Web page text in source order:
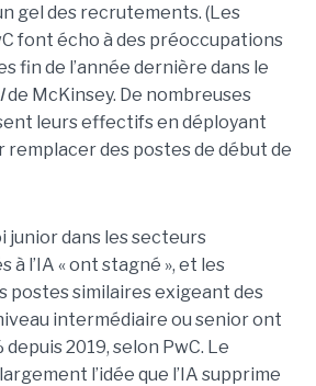
gel des recrutements. (Les
font écho à des préoccupations
fin de l’année dernière dans le
de McKinsey. De nombreuses
leurs effectifs en déployant
remplacer des postes de début de
junior dans les secteurs
l’IA « ont stagné », et les
postes similaires exigeant des
intermédiaire ou senior ont
2019, selon PwC. Le
l’idée que l’IA supprime